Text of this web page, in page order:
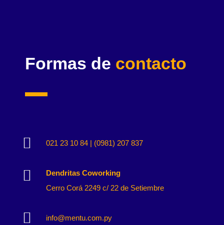
Formas de contacto
 021 23 10 84 | (0981) 207 837

Dendritas Coworking
Cerro Corá 2249 c/ 22 de Setiembre
 info@mentu.com.py